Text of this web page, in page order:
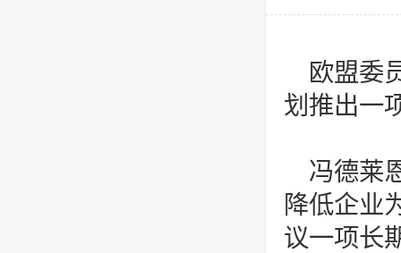
欧盟委
划推出一
冯德莱
降低企业
议一项长